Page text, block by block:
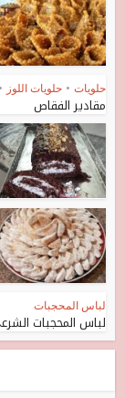
حلويات • حلويات اللوز •
مقادير الفقاص
لباس المحجبات
لباس المحجبات